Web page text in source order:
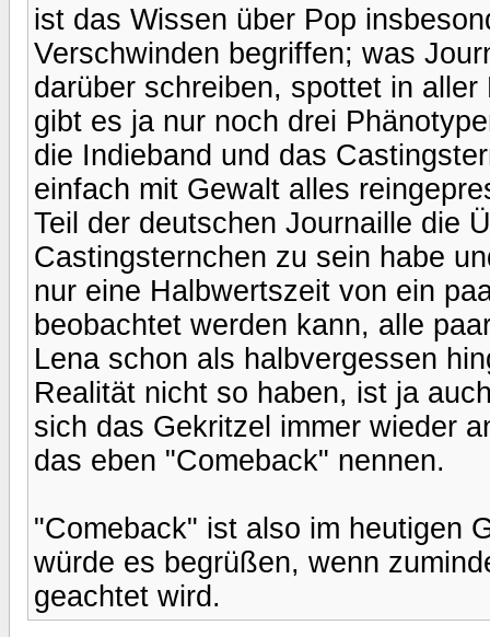
ist das Wissen über Pop
Verschwinden begriffen; was
darüber schreiben, spottet in
gibt es ja nur noch drei
die Indieband und das
einfach mit Gewalt alles
Teil der deutschen Journaille die
Castingsternchen zu sein habe
nur eine Halbwertszeit von ein
beobachtet werden kann, alle
Lena schon als halbvergessen
Realität nicht so haben, ist ja
sich das Gekritzel immer wieder
das eben "Comeback" nennen.
"Comeback" ist also im heutigen
würde es begrüßen, wenn
geachtet wird.